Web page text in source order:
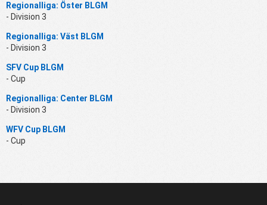
Regionalliga: Öster BLGM
- Division 3
Regionalliga: Väst BLGM
- Division 3
SFV Cup BLGM
- Cup
Regionalliga: Center BLGM
- Division 3
WFV Cup BLGM
- Cup